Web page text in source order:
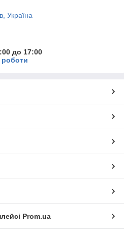
Україна
до 17:00
роботи
Prom.ua